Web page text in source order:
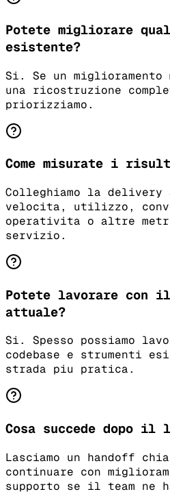
Potete migliorare
esistente?
Si. Se un
una ricostruzione
priorizziamo.
Come misurate i
Colleghiamo la
velocita, utilizzo,
operativita o altre
servizio.
Potete lavorare con
attuale?
Si. Spesso possiamo
codebase e strumenti
strada piu pratica.
Cosa succede dopo il
Lasciamo un handoff
continuare con
supporto se il team ne